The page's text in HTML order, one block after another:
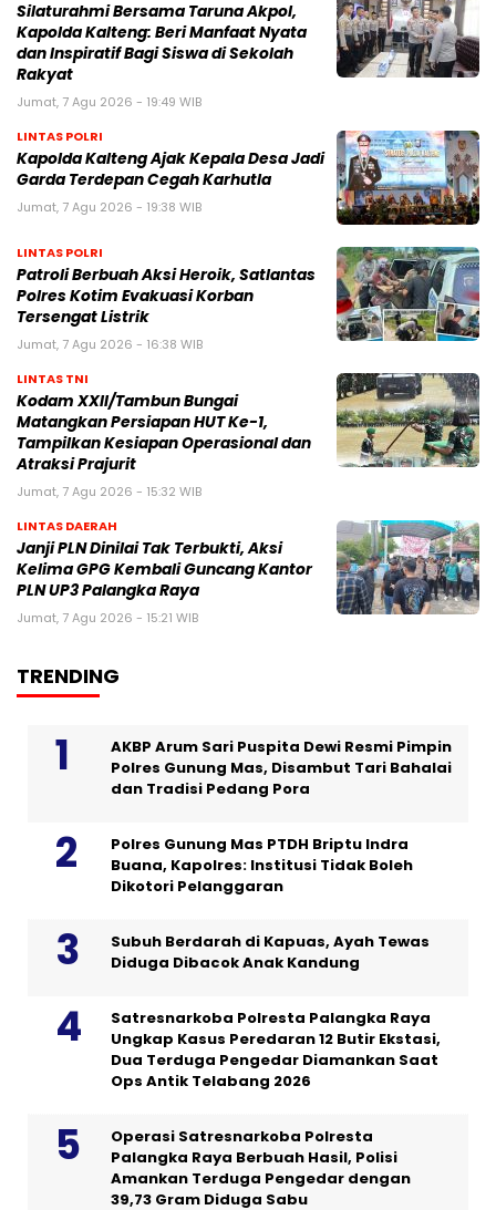
Silaturahmi Bersama Taruna Akpol,
Kapolda Kalteng: Beri Manfaat Nyata
dan Inspiratif Bagi Siswa di Sekolah
Rakyat
Jumat, 7 Agu 2026 - 19:49 WIB
LINTAS POLRI
Kapolda Kalteng Ajak Kepala Desa Jadi
Garda Terdepan Cegah Karhutla
Jumat, 7 Agu 2026 - 19:38 WIB
LINTAS POLRI
Patroli Berbuah Aksi Heroik, Satlantas
Polres Kotim Evakuasi Korban
Tersengat Listrik
Jumat, 7 Agu 2026 - 16:38 WIB
LINTAS TNI
Kodam XXII/Tambun Bungai
Matangkan Persiapan HUT Ke-1,
Tampilkan Kesiapan Operasional dan
Atraksi Prajurit
Jumat, 7 Agu 2026 - 15:32 WIB
LINTAS DAERAH
Janji PLN Dinilai Tak Terbukti, Aksi
Kelima GPG Kembali Guncang Kantor
PLN UP3 Palangka Raya
Jumat, 7 Agu 2026 - 15:21 WIB
TRENDING
AKBP Arum Sari Puspita Dewi Resmi Pimpin
Polres Gunung Mas, Disambut Tari Bahalai
dan Tradisi Pedang Pora
Polres Gunung Mas PTDH Briptu Indra
Buana, Kapolres: Institusi Tidak Boleh
Dikotori Pelanggaran
Subuh Berdarah di Kapuas, Ayah Tewas
Diduga Dibacok Anak Kandung
Satresnarkoba Polresta Palangka Raya
Ungkap Kasus Peredaran 12 Butir Ekstasi,
Dua Terduga Pengedar Diamankan Saat
Ops Antik Telabang 2026
Operasi Satresnarkoba Polresta
Palangka Raya Berbuah Hasil, Polisi
Amankan Terduga Pengedar dengan
39,73 Gram Diduga Sabu